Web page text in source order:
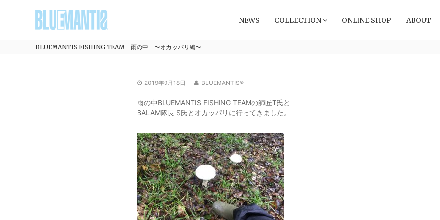
BLUEMANTIS
NEWS COLLECTION ONLINE SHOP ABOUT
BLUEMANTIS FISHING TEAM 雨の中 〜オカッパリ編〜
2019年9月18日 BLUEMANTIS®
雨の中BLUEMANTIS FISHING TEAMの師匠T氏と
BALAM隊長 S氏とオカッパリに行ってきました。